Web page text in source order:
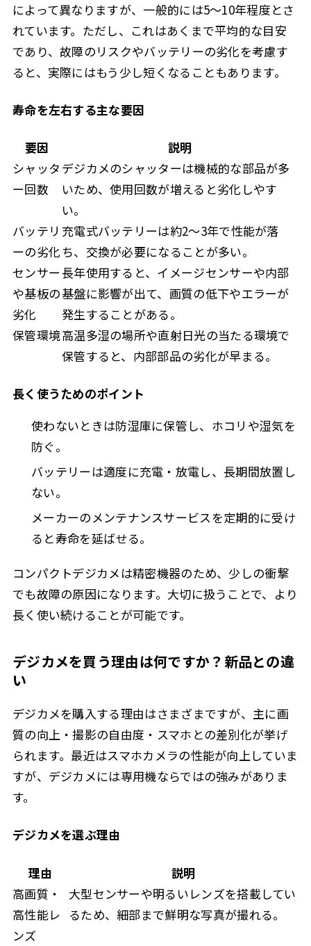
によって異なりますが、一般的には5〜10年程度とさ
れています。ただし、これはあくまで平均的な目安
であり、故障のリスクやバッテリーの劣化を考慮す
ると、実際にはもう少し短くなることもあります。
寿命を左右する主な要因
要因
説明
シャッタ
ー回数
デジカメのシャッターは機械的な部品が多
いため、使用回数が増えると劣化しやす
い。
バッテリ
ーの劣化
充電式バッテリーは約2〜3年で性能が落
ち、交換が必要になることが多い。
センサー
や基板の
劣化
長年使用すると、イメージセンサーや内部
基盤に影響が出て、画質の低下やエラーが
発生することがある。
保管環境高温多湿の場所や直射日光の当たる環境で
保管すると、内部部品の劣化が早まる。
長く使うためのポイント
使わないときは防湿庫に保管し、ホコリや湿気を
防ぐ。
バッテリーは適度に充電・放電し、長期間放置し
ない。
メーカーのメンテナンスサービスを定期的に受け
ると寿命を延ばせる。
コンパクトデジカメは精密機器のため、少しの衝撃
でも故障の原因になります。大切に扱うことで、より
長く使い続けることが可能です。
デジカメを買う理由は何ですか？新品との違
い
デジカメを購入する理由はさまざまですが、主に画
質の向上・撮影の自由度・スマホとの差別化が挙げ
られます。最近はスマホカメラの性能が向上していま
すが、デジカメには専用機ならではの強みがありま
す。
デジカメを選ぶ理由
理由
説明
高画質・
高性能レ
ンズ
大型センサーや明るいレンズを搭載してい
るため、細部まで鮮明な写真が撮れる。